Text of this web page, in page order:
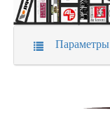
Параметры